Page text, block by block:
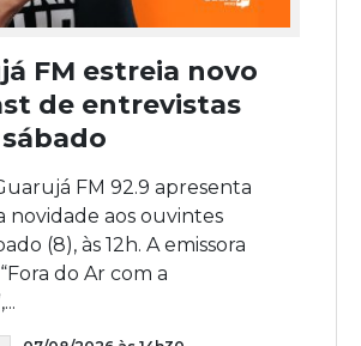
FM estreia novo
de entrevistas
FM 92.9 apresenta
novidade aos ouvintes
(8), às 12h. A emissora
do Ar com a